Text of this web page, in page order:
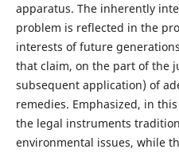
apparatus. The inherently
problem is reflected in the
interests of future
that claim, on the part of the
subsequent application) of
remedies. Emphasized, in
the legal instruments
environmental issues, while